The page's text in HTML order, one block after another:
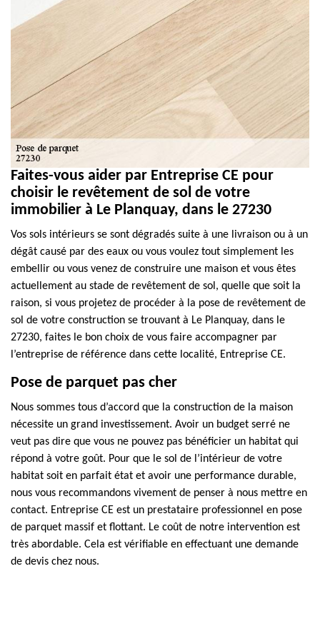
Faites-vous aider par Entreprise CE pour
choisir le revêtement de sol de votre
immobilier à Le Planquay, dans le 27230
Vos sols intérieurs se sont dégradés suite à une livraison ou à un
dégât causé par des eaux ou vous voulez tout simplement les
embellir ou vous venez de construire une maison et vous êtes
actuellement au stade de revêtement de sol, quelle que soit la
raison, si vous projetez de procéder à la pose de revêtement de
sol de votre construction se trouvant à Le Planquay, dans le
27230, faites le bon choix de vous faire accompagner par
l’entreprise de référence dans cette localité, Entreprise CE.
Pose de parquet pas cher
Nous sommes tous d’accord que la construction de la maison
nécessite un grand investissement. Avoir un budget serré ne
veut pas dire que vous ne pouvez pas bénéficier un habitat qui
répond à votre goût. Pour que le sol de l’intérieur de votre
habitat soit en parfait état et avoir une performance durable,
nous vous recommandons vivement de penser à nous mettre en
contact. Entreprise CE est un prestataire professionnel en pose
de parquet massif et flottant. Le coût de notre intervention est
très abordable. Cela est vérifiable en effectuant une demande
de devis chez nous.